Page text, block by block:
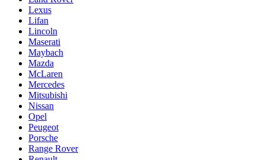
Lexus
Lifan
Lincoln
Maserati
Maybach
Mazda
McLaren
Mercedes
Mitsubishi
Nissan
Opel
Peugeot
Porsche
Range Rover